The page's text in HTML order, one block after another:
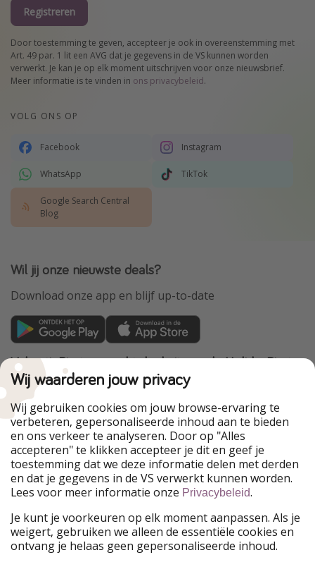
Registreren
Door toestemming te geven, accepteer je ook in overeenstemming met
Art. 49 par. 1 lit een AVG dat je gegevens in de VS kunnen worden
verwerkt. Je kan je op elk moment uitschrijven voor onze nieuwsbrief.
Meer informatie is te vinden in ons privacybeleid.
VOLG ONS OP
Facebook Instagram
WhatsApp TikTok
Google Search Central
Blog
Wil jij onze nieuwste deals?
Download onze app en blijf up-to-date
VakantiePiraten maakt deel uit van de HolidayPirates
Group
Onze markten
PiratinViaggio
HolidayPirates
WakacyjniPiraci
VoyagesPirates
Ferienpiraten
Urlaubspiraten
Urlaubspiraten
ViajerosPiratas
TravelPirates
HolidayPirates Group
Leer ons kennen Juridisch
Wij waarderen jouw privacy
Wij gebruiken cookies om jouw browse-ervaring te
verbeteren, gepersonaliseerde inhoud aan te bieden
en ons verkeer te analyseren. Door op "Alles
accepteren" te klikken accepteer je dit en geef je
toestemming dat we deze informatie delen met derden
en dat je gegevens in de VS verwerkt kunnen worden.
Lees voor meer informatie onze Privacybeleid.
Je kunt je voorkeuren op elk moment aanpassen. Als je
weigert, gebruiken we alleen de essentiële cookies en
ontvang je helaas geen gepersonaliseerde inhoud.